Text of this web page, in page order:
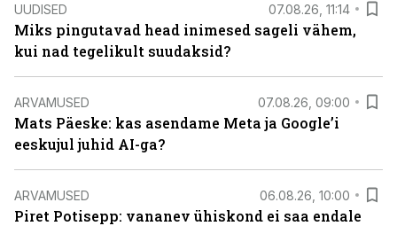
UUDISED 07.08.26, 11:14
Miks pingutavad head inimesed sageli vähem,
kui nad tegelikult suudaksid?
ARVAMUSED 07.08.26, 09:00
Mats Päeske: kas asendame Meta ja Google’i
eeskujul juhid AI-ga?
ARVAMUSED 06.08.26, 10:00
Piret Potisepp: vananev ühiskond ei saa endale